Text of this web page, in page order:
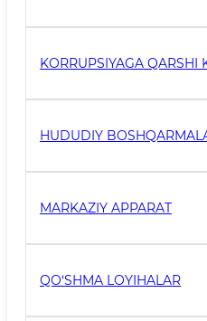
KORRUPSIYAGA QARSHI
HUDUDIY
MARKAZIY APPARAT
QO‘SHMA LOYIHALAR